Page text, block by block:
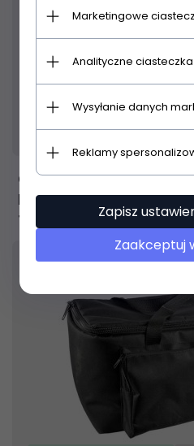
Produkt dostępny!
CASE4ME pokrowiec na
RUCHOMA XL
149, PLN
Marketingowe
Analityczne ciasteczka
Wysyłanie danych
Reklamy
Zapisz
Zaakceptuj